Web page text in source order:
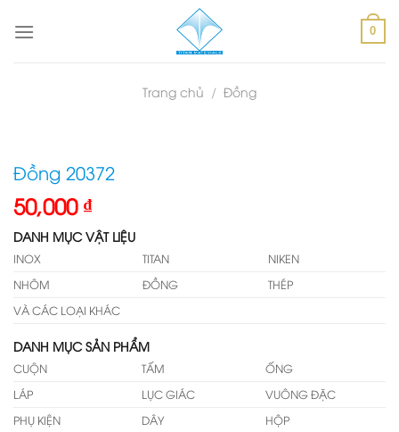
0
Trang chủ / Đồng
Đồng 20372
50,000 ₫
DANH MỤC VẬT LIỆU
INOX TITAN
NIKEN
NHÔM
ĐỒNG
THÉP
VÀ CÁC LOẠI KHÁC
DANH MỤC SẢN PHẨM
CUỘN TẤM
ỐNG
LÁP
LỤC GIÁC
VUÔNG ĐẶC
PHỤ KIỆN
DÂY
HỘP